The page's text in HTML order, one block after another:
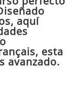
aquí
esta
avanzado.